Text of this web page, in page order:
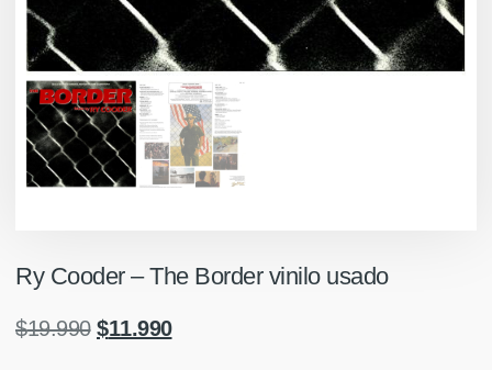
Ry Cooder ‎– The Border vinilo usado
$19.990 $11.990